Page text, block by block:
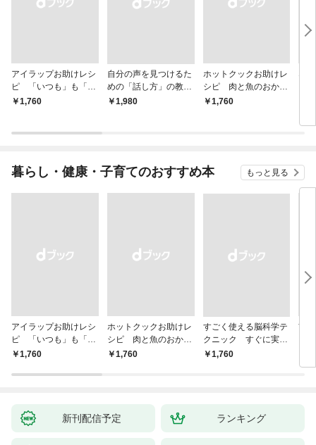
アイラップお助けレシ
ピ 「いつも」も「も
しも」もおいしい！
￥1,760
自分の声を見つけるた
めの「話し方」の教
室 Ｏｒａｃｙ（オラ
￥1,980
ホットクックお助けレ
シピ 肉と魚のおか
ず 少ない材料＆調味
￥1,760
な
暮らし・健康・子育てのおすすめ本 もっと見る
アイラップお助けレシ
ピ 「いつも」も「も
しも」もおいしい！
￥1,760
ホットクックお助けレ
シピ 肉と魚のおか
ず 少ない材料＆調味
￥1,760
すごく使える脳科学テ
クニック すぐに実践
したくなる
￥1,760
首
リ
新刊配信予定 ランキング